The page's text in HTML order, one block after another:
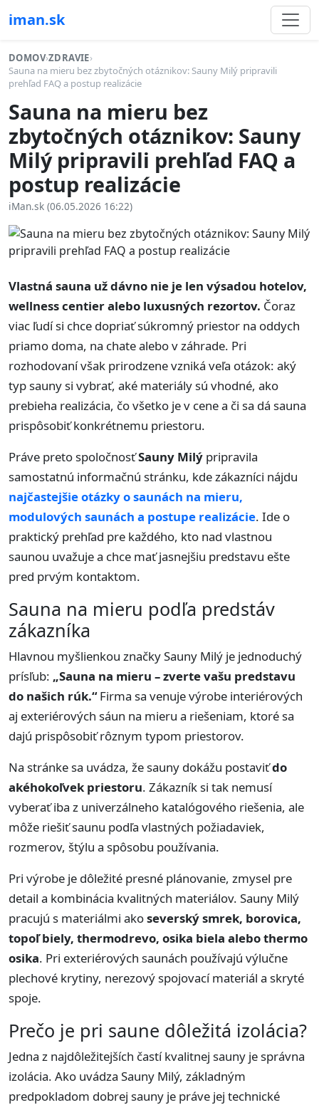
iman.sk
DOMOV›ZDRAVIE›
Sauna na mieru bez zbytočných otáznikov: Sauny Milý pripravili
prehľad FAQ a postup realizácie
Sauna na mieru bez
zbytočných otáznikov: Sauny
Milý pripravili prehľad FAQ a
postup realizácie
iMan.sk (06.05.2026 16:22)
Vlastná sauna už dávno nie je len výsadou hotelov,
wellness centier alebo luxusných rezortov. Čoraz
viac ľudí si chce dopriať súkromný priestor na oddych
priamo doma, na chate alebo v záhrade. Pri
rozhodovaní však prirodzene vzniká veľa otázok: aký
typ sauny si vybrať, aké materiály sú vhodné, ako
prebieha realizácia, čo všetko je v cene a či sa dá sauna
prispôsobiť konkrétnemu priestoru.
Práve preto spoločnosťSauny Milý pripravila
samostatnú informačnú stránku, kde zákazníci nájdu
najčastejšie otázky o saunách na mieru,
modulových saunách a postupe realizácie. Ide o
praktický prehľad pre každého, kto nad vlastnou
saunou uvažuje a chce mať jasnejšiu predstavu ešte
pred prvým kontaktom.
Sauna na mieru podľa predstáv
zákazníka
Hlavnou myšlienkou značky Sauny Milý je jednoduchý
prísľub: „Sauna na mieru – zverte vašu predstavu
do našich rúk.“Firma sa venuje výrobe interiérových
aj exteriérových sáun na mieru a riešeniam, ktoré sa
dajú prispôsobiť rôznym typom priestorov.
Na stránke sa uvádza, že sauny dokážu postaviťdo
akéhokoľvek priestoru. Zákazník si tak nemusí
vyberať iba z univerzálneho katalógového riešenia, ale
môže riešiť saunu podľa vlastných požiadaviek,
rozmerov, štýlu a spôsobu používania.
Pri výrobe je dôležité presné plánovanie, zmysel pre
detail a kombinácia kvalitných materiálov. Sauny Milý
pracujú s materiálmi akoseverský smrek, borovica,
topoľ biely, thermodrevo, osika biela alebo thermo
osika. Pri exteriérových saunách používajú výlučne
plechové krytiny, nerezový spojovací materiál a skryté
spoje.
Prečo je pri saune dôležitá izolácia?
Jedna z najdôležitejších častí kvalitnej sauny je správna
izolácia. Ako uvádza Sauny Milý, základným
predpokladom dobrej sauny je práve jej technické